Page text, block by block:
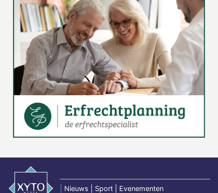
Nieuws | Sport | Evenementen